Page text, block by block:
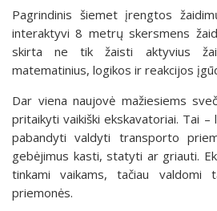
Pagrindinis šiemet įrengtos
interaktyvi 8 metrų skersmens
skirta ne tik žaisti aktyvius
matematinius, logikos ir reakcijos
Dar viena naujovė mažiesiems
pritaikyti vaikiški ekskavatoriai. Tai –
pabandyti valdyti transporto
gebėjimus kasti, statyti ar griauti.
tinkami vaikams, tačiau valdomi
priemonės.